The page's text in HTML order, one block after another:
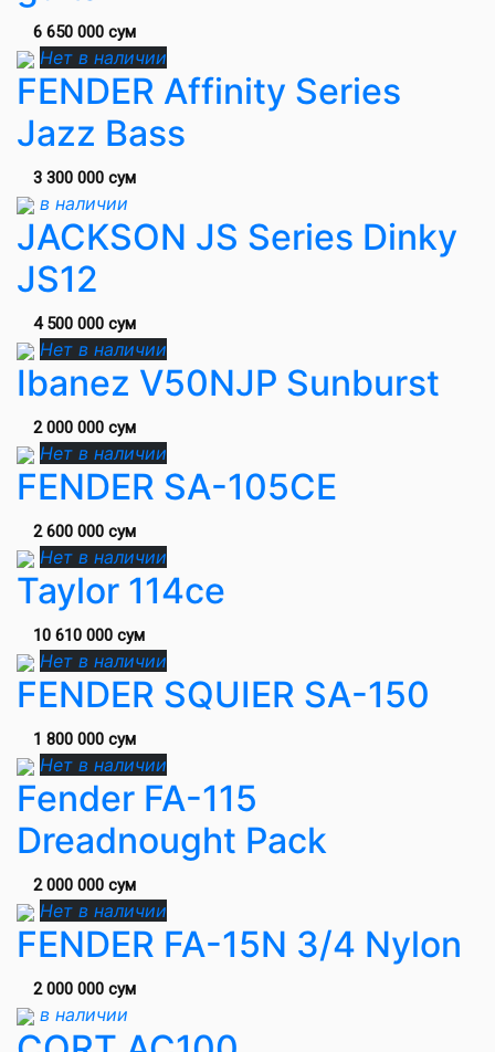
6 650 000 сум
Нет в наличии
FENDER Affinity Series
Jazz Bass
3 300 000 сум
в наличии
JACKSON JS Series Dinky
JS12
4 500 000 сум
Нет в наличии
Ibanez V50NJP Sunburst
2 000 000 сум
Нет в наличии
FENDER SA-105CE
2 600 000 сум
Нет в наличии
Taylor 114ce
10 610 000 сум
Нет в наличии
FENDER SQUIER SA-150
1 800 000 сум
Нет в наличии
Fender FA-115
Dreadnought Pack
2 000 000 сум
Нет в наличии
FENDER FA-15N 3/4 Nylon
2 000 000 сум
в наличии